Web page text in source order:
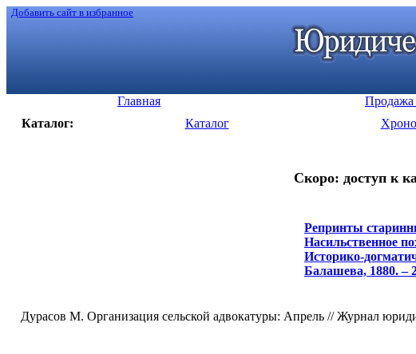
Добавить сайт в избранное
Главная Продажа
Каталог:
Каталог
Скоро: доступ к
Репринты
Насильственное
Историко-
Балашева, 1880. –
Дурасов М. Организация сельской адвокатуры: Апрель // Журнал